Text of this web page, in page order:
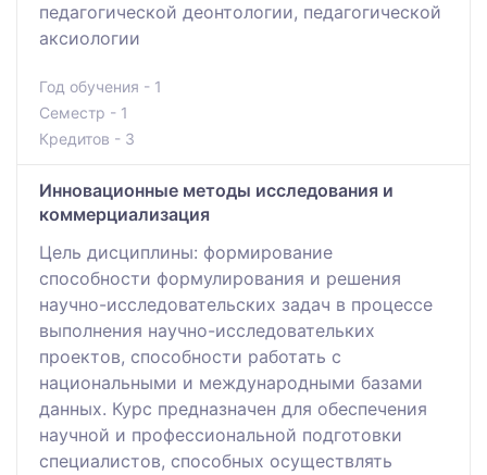
педагогической деонтологии, педагогической
аксиологии
Год обучения - 1
Семестр - 1
Кредитов - 3
Инновационные методы исследования и
коммерциализация
Цель дисциплины: формирование
способности формулирования и решения
научно-исследовательских задач в процессе
выполнения научно-исследовательких
проектов, способности работать с
национальными и международными базами
данных. Курс предназначен для обеспечения
научной и профессиональной подготовки
специалистов, способных осуществлять